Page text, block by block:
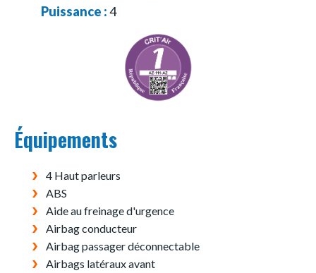
Puissance :4
Équipements
4 Haut parleurs
ABS
Aide au freinage d'urgence
Airbag conducteur
Airbag passager déconnectable
Airbags latéraux avant